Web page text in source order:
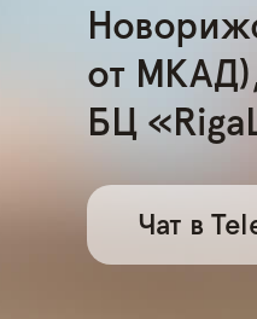
от
БЦ
Чат в